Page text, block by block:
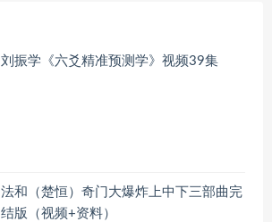
刘振学《六爻精准预测学》视频39集
法和（楚恒）奇门大爆炸上中下三部曲完
结版（视频+资料）